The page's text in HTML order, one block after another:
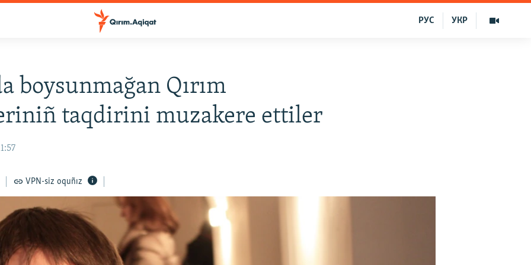
УКР
РУС
boysunmağan Qırım
taqdirini muzakere ettiler
VPN-siz oquñız